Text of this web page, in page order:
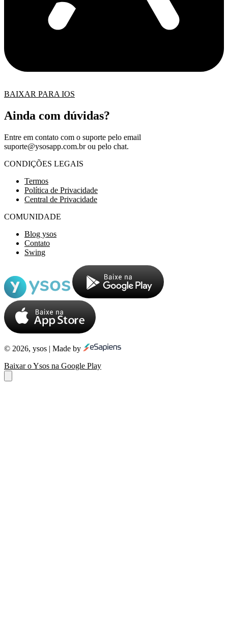
BAIXAR PARA IOS
Ainda com dúvidas?
Entre em contato com o suporte pelo email
suporte@ysosapp.com.brou pelo chat.
CONDIÇÕES LEGAIS
Termos
Política de Privacidade
Central de Privacidade
COMUNIDADE
Blog ysos
Contato
Swing
© 2026, ysos | Made by
Baixar o Ysos na Google Play